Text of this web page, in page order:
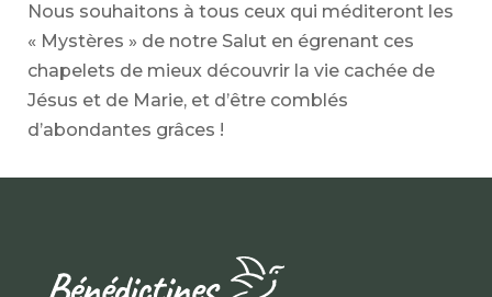
Nous souhaitons à tous ceux qui méditeront les
« Mystères » de notre Salut en égrenant ces
chapelets de mieux découvrir la vie cachée de
Jésus et de Marie, et d’être comblés
d’abondantes grâces !